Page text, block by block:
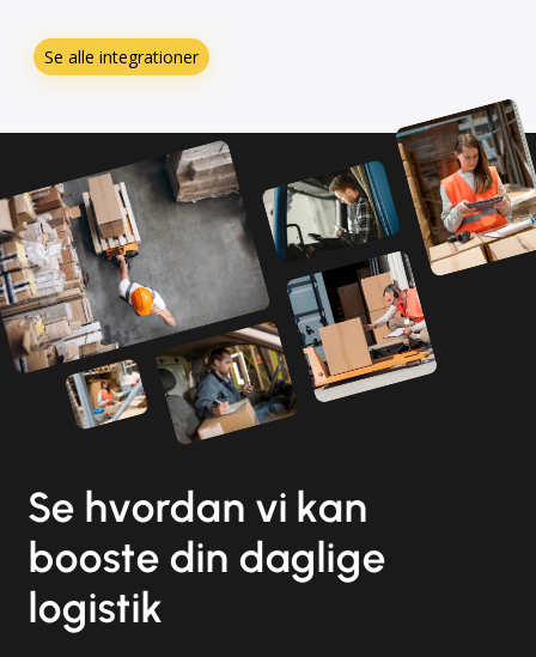
Se alle integrationer
Se hvordan vi kan
booste din daglige
logistik